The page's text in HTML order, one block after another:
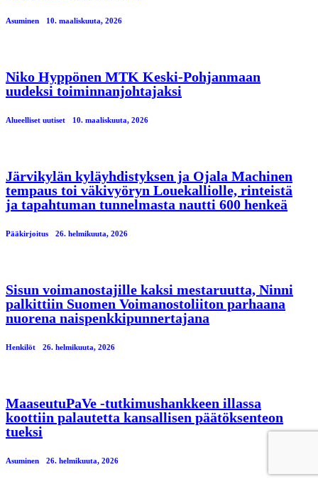
Asuminen 10. maaliskuuta, 2026
Niko Hyppönen MTK Keski-Pohjanmaan
uudeksi toiminnanjohtajaksi
Alueelliset uutiset 10. maaliskuuta, 2026
Järvikylän kyläyhdistyksen ja Ojala Machinen
tempaus toi väkivyöryn Louekalliolle, rinteistä
ja tapahtuman tunnelmasta nautti 600 henkeä
Pääkirjoitus 26. helmikuuta, 2026
Sisun voimanostajille kaksi mestaruutta, Ninni
palkittiin Suomen Voimanostoliiton parhaana
nuorena naispenkkipunnertajana
Henkilöt 26. helmikuuta, 2026
MaaseutuPaVe -tutkimushankkeen illassa
koottiin palautetta kansallisen päätöksenteon
tueksi
Asuminen 26. helmikuuta, 2026